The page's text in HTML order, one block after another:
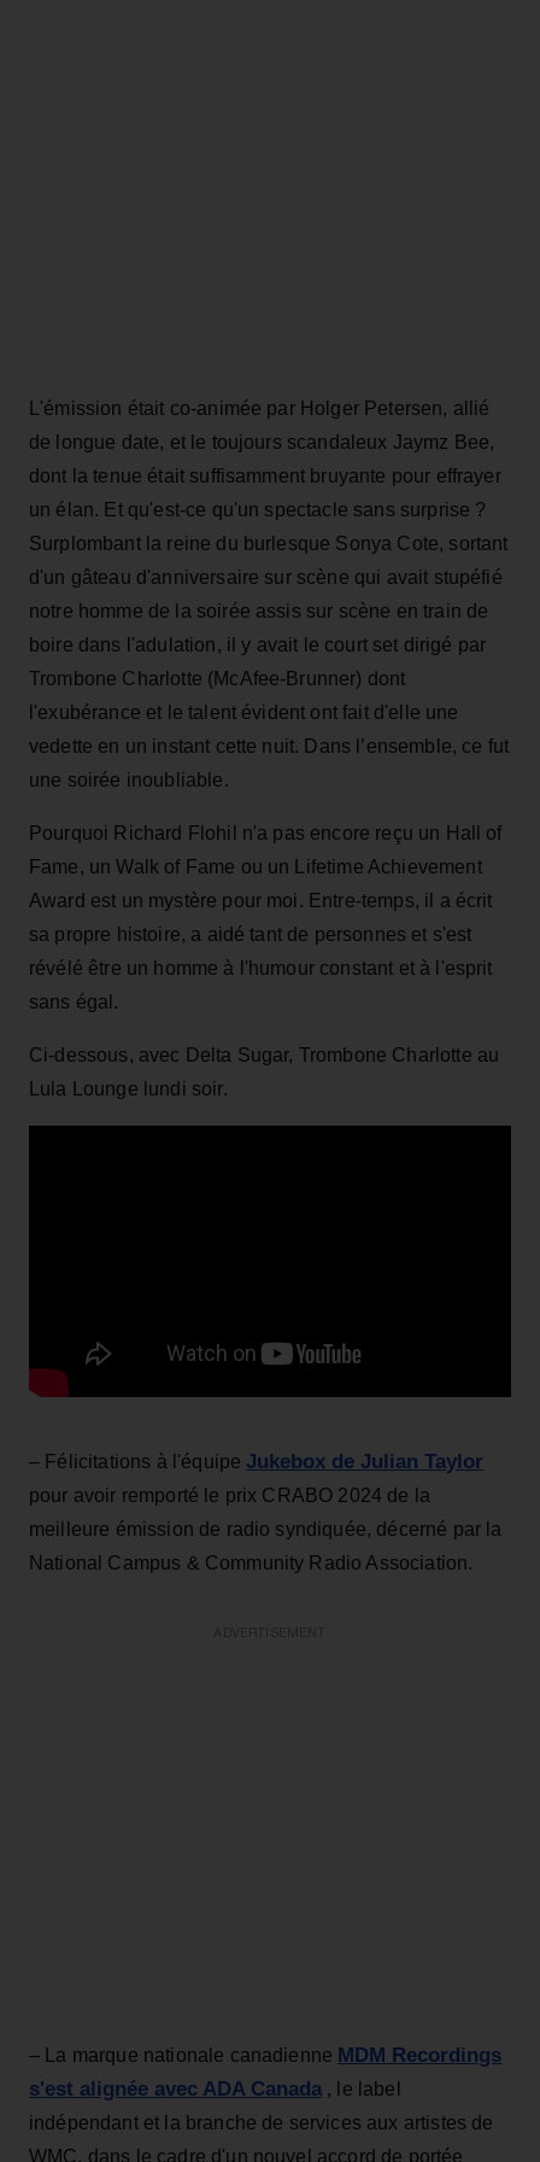
L'émission était co-animée par Holger Petersen, allié
de longue date, et le toujours scandaleux Jaymz Bee,
dont la tenue était suffisamment bruyante pour effrayer
un élan. Et qu'est-ce qu'un spectacle sans surprise ?
Surplombant la reine du burlesque Sonya Cote, sortant
d'un gâteau d'anniversaire sur scène qui avait stupéfié
notre homme de la soirée assis sur scène en train de
boire dans l'adulation, il y avait le court set dirigé par
Trombone Charlotte (McAfee-Brunner) dont
l'exubérance et le talent évident ont fait d'elle une
vedette en un instant cette nuit. Dans l’ensemble, ce fut
une soirée inoubliable.
Pourquoi Richard Flohil n'a pas encore reçu un Hall of
Fame, un Walk of Fame ou un Lifetime Achievement
Award est un mystère pour moi. Entre-temps, il a écrit
sa propre histoire, a aidé tant de personnes et s'est
révélé être un homme à l'humour constant et à l'esprit
sans égal.
Ci-dessous, avec Delta Sugar, Trombone Charlotte au
Lula Lounge lundi soir.
– Félicitations à l'équipe Jukebox de Julian Taylor
pour avoir remporté le prix CRABO 2024 de la
meilleure émission de radio syndiquée, décerné par la
National Campus & Community Radio Association.
– La marque nationale canadienne MDM Recordings
s'est alignée avec ADA Canada , le label
indépendant et la branche de services aux artistes de
WMC, dans le cadre d'un nouvel accord de portée